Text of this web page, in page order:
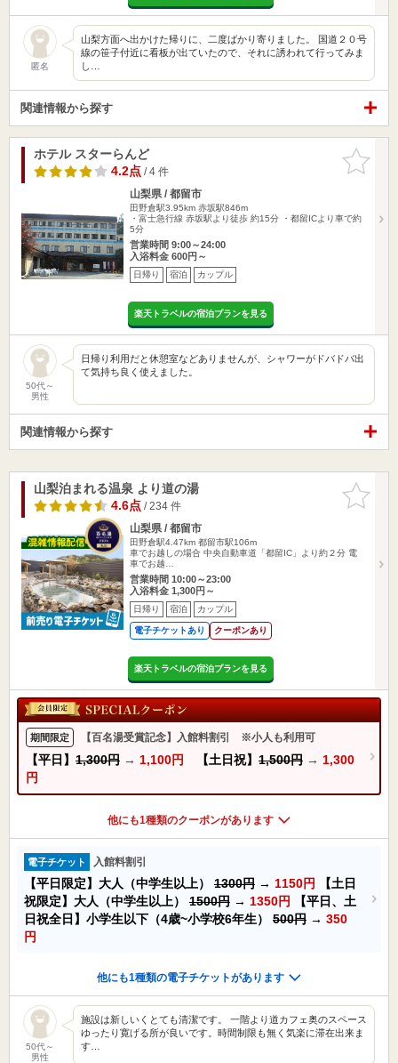
匿名
山梨方面へ出かけた帰りに、二度ばかり寄りました。 国道２０号
線の笹子付近に看板が出ていたので、それに誘われて行ってみま
し…
関連情報から探す
お気に入
りに追加
ホテル スターらんど
4.2点/ 4 件
山梨県 / 都留市
田野倉駅3.95km 赤坂駅846m
・富士急行線 赤坂駅より徒歩 約15分 ・都留ICより車で約
5分
営業時間 9:00～24:00
入浴料金 600円～
日帰り 宿泊 カップル
楽天トラベルの宿泊プランを見る
50代～
男性
日帰り利用だと休憩室などありませんが、シャワーがドバドバ出
て気持ち良く使えました。
関連情報から探す
お気に入
りに追加
山梨泊まれる温泉 より道の湯
4.6点/ 234 件
山梨県 / 都留市
田野倉駅4.47km 都留市駅106m
車でお越しの場合 中央自動車道「都留IC」より約２分 電
車でお越…
営業時間 10:00～23:00
入浴料金 1,300円～
日帰り 宿泊 カップル
電子チケットあり クーポンあり
楽天トラベルの宿泊プランを見る
期間限定 【百名湯受賞記念】入館料割引 ※小人も利用可
【平日】 1,300円 → 1,100円 【土日祝】 1,500円 → 1,300
円
他にも1種類のクーポンがあります
電子チケット 入館料割引
【平日限定】大人（中学生以上） 1300円 → 1150円
【土日
祝限定】大人（中学生以上） 1500円 → 1350円
【平日、土
日祝全日】小学生以下（4歳~小学校6年生） 500円 → 350
円
他にも1種類の電子チケットがあります
50代～
男性
施設は新しいくとても清潔です。 一階より道カフェ奥のスペース
ゆったり寛げる所が良いです。時間制限も無く気楽に滞在出来ま
す…